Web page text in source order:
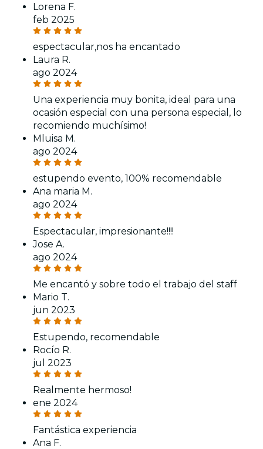
Lorena F.
feb 2025
espectacular,nos ha encantado
Laura R.
ago 2024
Una experiencia muy bonita, ideal para una
ocasión especial con una persona especial, lo
recomiendo muchísimo!
Mluisa M.
ago 2024
estupendo evento, 100% recomendable
Ana maria M.
ago 2024
Espectacular, impresionante!!!!
Jose A.
ago 2024
Me encantó y sobre todo el trabajo del staff
Mario T.
jun 2023
Estupendo, recomendable
Rocío R.
jul 2023
Realmente hermoso!
ene 2024
Fantástica experiencia
Ana F.